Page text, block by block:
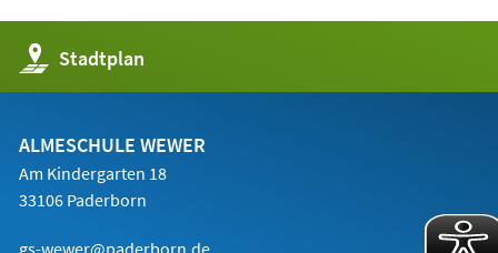
Stadtplan
(Öffnet
in
einem
Tab)
ALMESCHULE WEWER
Am Kindergarten 18
33106 Paderborn
gs-wewer@paderborn.de